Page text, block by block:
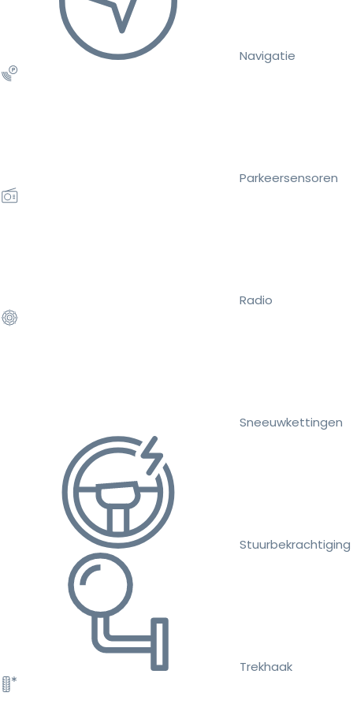
Navigatie
Parkeersensoren
Radio
Sneeuwkettingen
Stuurbekrachtiging
Trekhaak